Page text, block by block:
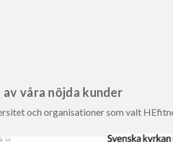
våra nöjda kunder
och organisationer som valt